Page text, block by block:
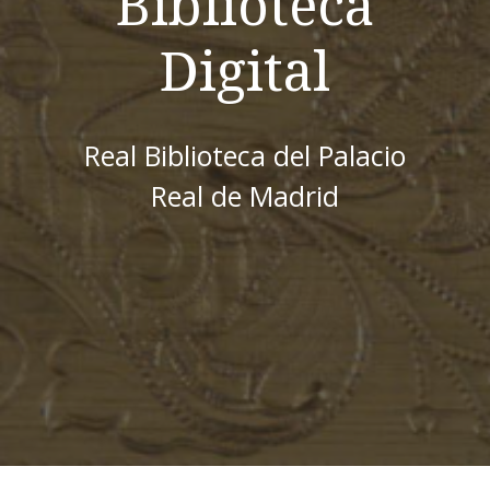
Digital
Real Biblioteca del Palacio
Real de Madrid